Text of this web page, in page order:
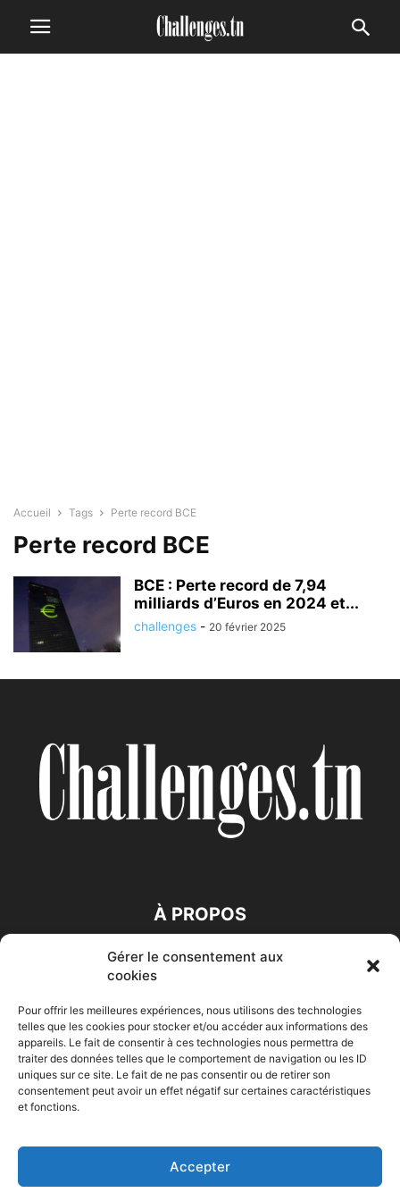
Gérer le consentement aux
cookies
Pour offrir les meilleures expériences, nous utilisons des technologies
telles que les cookies pour stocker et/ou accéder aux informations des
appareils. Le fait de consentir à ces technologies nous permettra de
traiter des données telles que le comportement de navigation ou les ID
uniques sur ce site. Le fait de ne pas consentir ou de retirer son
consentement peut avoir un effet négatif sur certaines caractéristiques
et fonctions.
Accepter
Accueil Tags Perte record BCE
Perte record BCE
BCE : Perte record de 7,94
milliards d’Euros en 2024 et...
challenges - 20 février 2025
À PROPOS
SUIVEZ NOUS
Accueil Economie Entreprises Entrepreneur Afrique
HIGH-TECH Auto-Moto